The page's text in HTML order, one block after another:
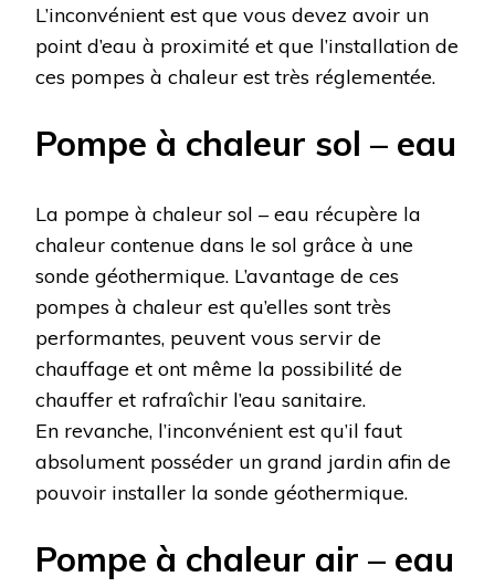
L’inconvénient est que vous devez avoir un
point d’eau à proximité et que l’installation de
ces pompes à chaleur est très réglementée.
Pompe à chaleur sol – eau
La pompe à chaleur sol – eau récupère la
chaleur contenue dans le sol grâce à une
sonde géothermique. L’avantage de ces
pompes à chaleur est qu’elles sont très
performantes, peuvent vous servir de
chauffage et ont même la possibilité de
chauffer et rafraîchir l’eau sanitaire.
En revanche, l’inconvénient est qu’il faut
absolument posséder un grand jardin afin de
pouvoir installer la sonde géothermique.
Pompe à chaleur air – eau